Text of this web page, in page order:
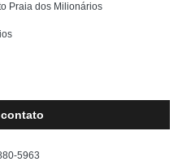
Praia dos Milionários
contato
5963